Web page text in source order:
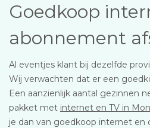
Goedkoop
abonnement
Al eventjes klant bij dezelfde
Wij verwachten dat er een
Een aanzienlijk aantal gezinnen
pakket met internet en TV in
je dan van goedkoop internet en